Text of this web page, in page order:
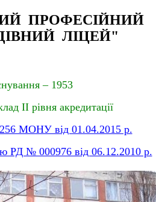
ПРОФЕСІЙНИЙ
ЛІЦЕЙ"
– 1953
II рівня акредитації
МОНУ від 01.04.2015 р.
РД № 000976 від 06.12.2010 р.